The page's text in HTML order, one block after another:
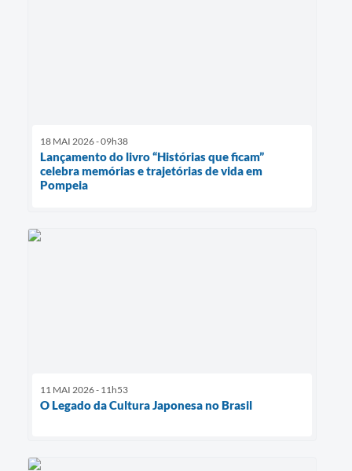
18 MAI 2026 - 09h38
Lançamento do livro “Histórias que ficam”
celebra memórias e trajetórias de vida em
Pompeia
11 MAI 2026 - 11h53
O Legado da Cultura Japonesa no Brasil